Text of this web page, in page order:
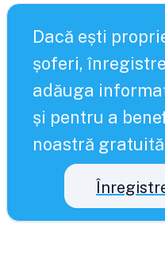
Dacă ești
șoferi,
adăuga
și pentru a
noastră